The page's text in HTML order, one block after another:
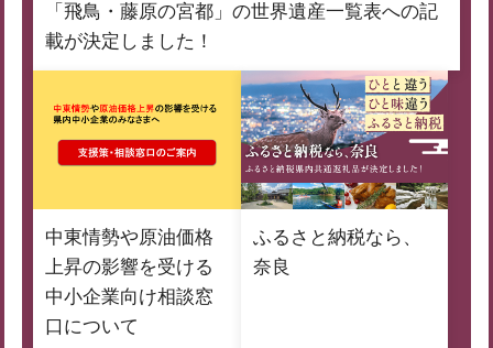
「飛鳥・藤原の宮都」の世界遺産一覧表への記
載が決定しました！
中東情勢や原油価格
上昇の影響を受ける
中小企業向け相談窓
口について
ふるさと納税なら、
奈良